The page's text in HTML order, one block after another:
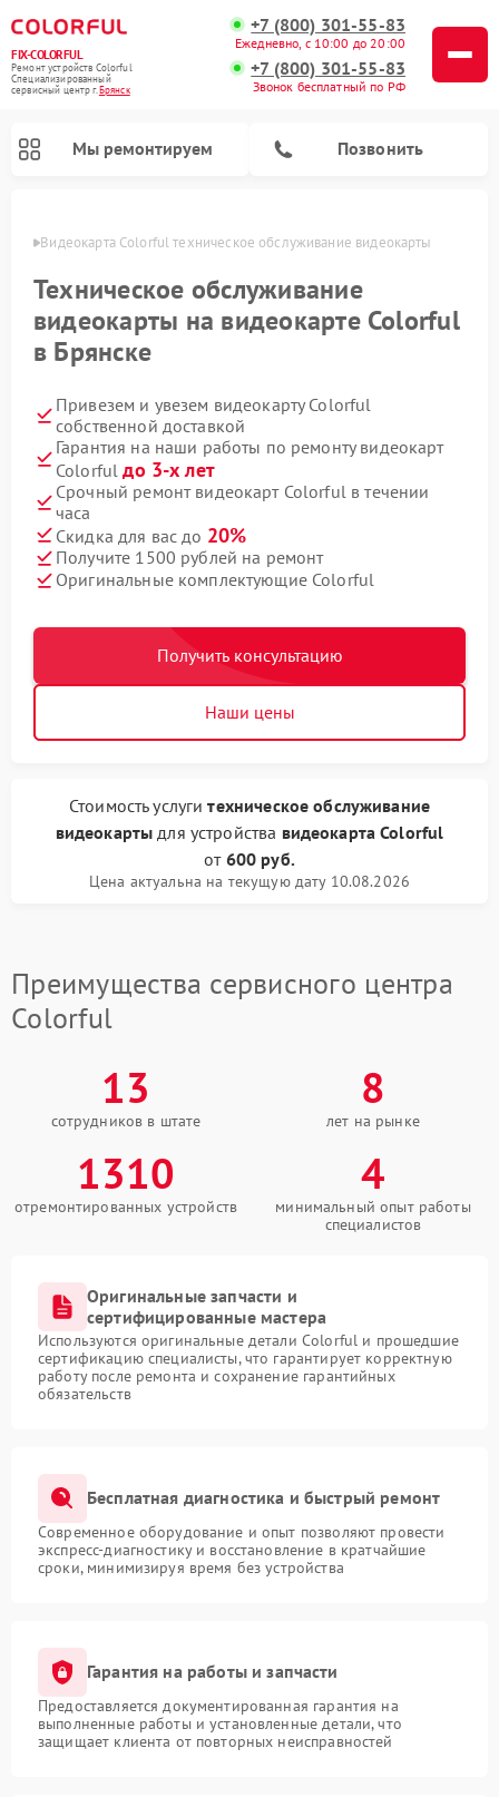
FIX-COLORFUL
Ремонт устройств Colorful
Специализированный
cервисный центр г.Брянск
+7 (800) 301-55-83
Ежедневно, с 10:00 до 20:00
+7 (800) 301-55-83
Звонок бесплатный по РФ
Мы ремонтируем Позвонить
Видеокарта Colorful техническое обслуживание видеокарты
Техническое обслуживание
видеокарты на видеокарте Colorful
в Брянске
Привезем и увезем видеокарту Colorful
собственной доставкой
Гарантия на наши работы по ремонту видеокарт
Colorfulдо 3-х лет
Срочный ремонт видеокарт Colorful в течении
часа
Скидка для вас до 20%
Получите 1500 рублей на ремонт
Оригинальные комплектующие Colorful
Получить консультацию
Наши цены
Стоимость услугитехническое обслуживание
видеокарты для устройства видеокарта Colorful
от 600 руб.
Цена актуальна на текущую дату 10.08.2026
Преимущества сервисного центра
Colorful
13
сотрудников в штате
8
лет на рынке
1310
отремонтированных устройств
4
минимальный опыт работы
специалистов
Оригинальные запчасти и
сертифицированные мастера
Используются оригинальные детали Colorful и прошедшие
сертификацию специалисты, что гарантирует корректную
работу после ремонта и сохранение гарантийных
обязательств
Бесплатная диагностика и быстрый ремонт
Современное оборудование и опыт позволяют провести
экспресс-диагностику и восстановление в кратчайшие
сроки, минимизируя время без устройства
Гарантия на работы и запчасти
Предоставляется документированная гарантия на
выполненные работы и установленные детали, что
защищает клиента от повторных неисправностей